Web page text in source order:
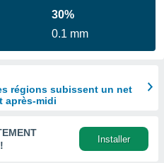
30%
0.1 mm
régions subissent un net
après-midi
Installer